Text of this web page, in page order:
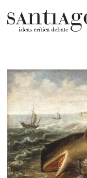
Actualidad
Archivo Cenfoto-UDP
Arquetipos de situación
Artes visuales
Ciencia
Cine y televisión
Ciudad